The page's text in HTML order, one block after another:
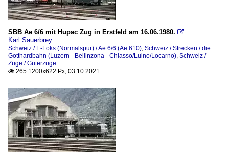
SBB Ae 6/6 mit Hupac Zug in Erstfeld am 16.06.1980. 
Karl Sauerbrey
Schweiz / E-Loks (Normalspur) / Ae 6/6 (Ae 610) Schweiz / Strecken / die
Gotthardbahn (Luzern - Bellinzona - Chiasso/Luino/Locarno) Schweiz /
Züge / Güterzüge
 265 1200x622 Px, 03.10.2021